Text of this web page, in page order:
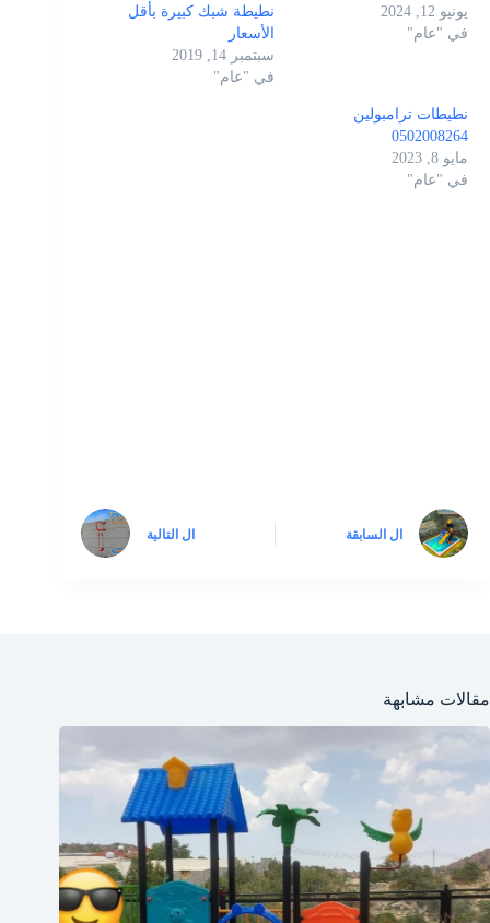
يونيو 12, 2024
في "عام"
نطيطة شبك كبيرة بأقل
الأسعار
سبتمبر 14, 2019
في "عام"
نطيطات ترامبولين
0502008264
مايو 8, 2023
في "عام"
ال السابقة ال التالية
مقالات مشابهة